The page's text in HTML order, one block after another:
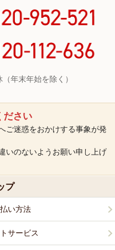
年末年始を除く）
ださい
ご迷惑をおかけする事象が発
いのないようお願い申し上げ
プ
い方法
サービス